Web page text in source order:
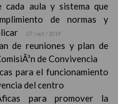
cada aula y sistema que
de normas y
07 / oct / 2019
de reuniones y plan de
de Convivencia
para el funcionamiento
del centro
para promover la